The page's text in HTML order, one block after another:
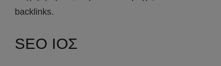
backlinks.
SEO ΙΟΣ